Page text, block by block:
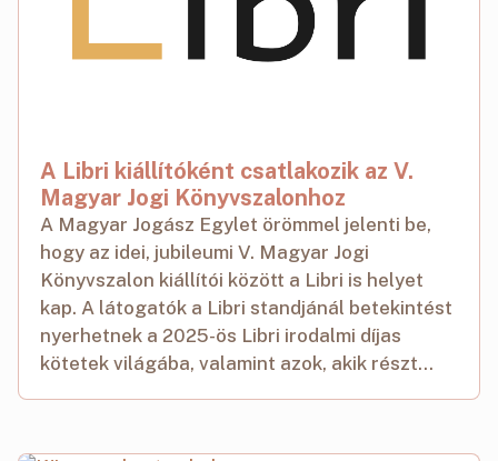
A Libri kiállítóként csatlakozik az V.
Magyar Jogi Könyvszalonhoz
A Magyar Jogász Egylet örömmel jelenti be,
hogy az idei, jubileumi V. Magyar Jogi
Könyvszalon kiállítói között a Libri is helyet
kap. A látogatók a Libri standjánál betekintést
nyerhetnek a 2025-ös Libri irodalmi díjas
kötetek világába, valamint azok, akik részt...